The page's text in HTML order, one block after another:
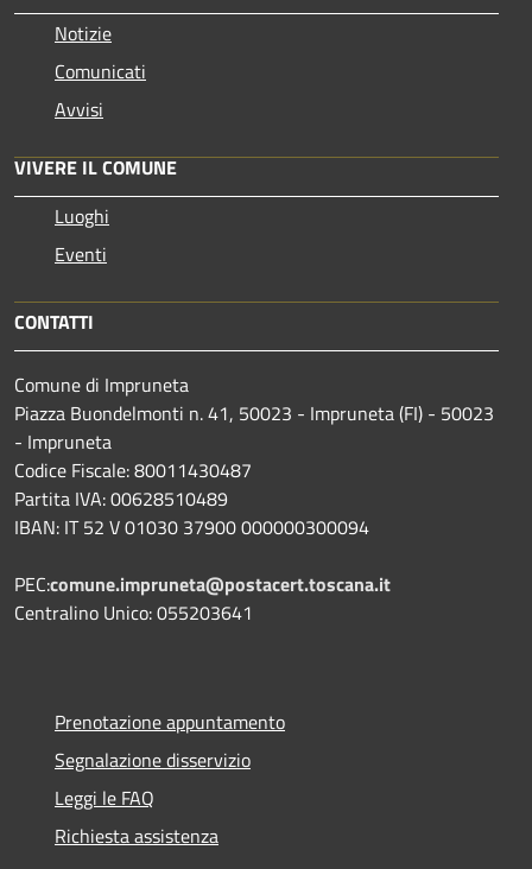
Notizie
Comunicati
Avvisi
VIVERE IL COMUNE
Luoghi
Eventi
CONTATTI
Comune di Impruneta
Piazza Buondelmonti n. 41, 50023 - Impruneta (FI) - 50023
- Impruneta
Codice Fiscale: 80011430487
Partita IVA: 00628510489
IBAN: IT 52 V 01030 37900 000000300094
PEC:comune.impruneta@postacert.toscana.it
Centralino Unico: 055203641
Prenotazione appuntamento
Segnalazione disservizio
Leggi le FAQ
Richiesta assistenza